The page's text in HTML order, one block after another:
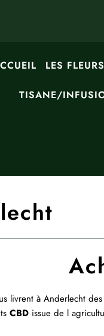
LES FLEURS
TISANE/
livrent à Anderlecht des
CBD issue de l